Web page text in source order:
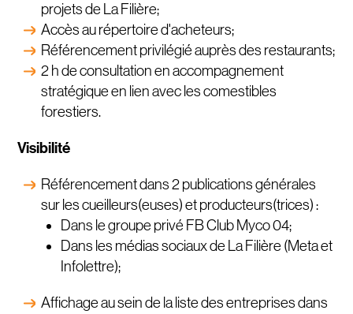
projets de La Filière;
Accès au répertoire d'acheteurs;
Référencement privilégié auprès des restaurants;
2 h de consultation en accompagnement
stratégique en lien avec les comestibles
forestiers.
Visibilité
Référencement dans 2 publications générales
sur les cueilleurs(euses) et producteurs(trices) :
Dans le groupe privé FB Club Myco 04;
Dans les médias sociaux de La Filière (Meta et
Infolettre);
Affichage au sein de la liste des entreprises dans